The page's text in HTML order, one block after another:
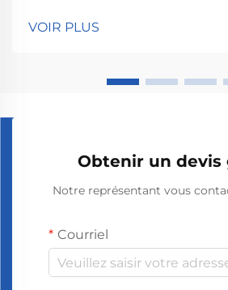
répand les molécules odorantes
VOIR PLUS
Obtenir un devis
Notre représentant vous
Courriel